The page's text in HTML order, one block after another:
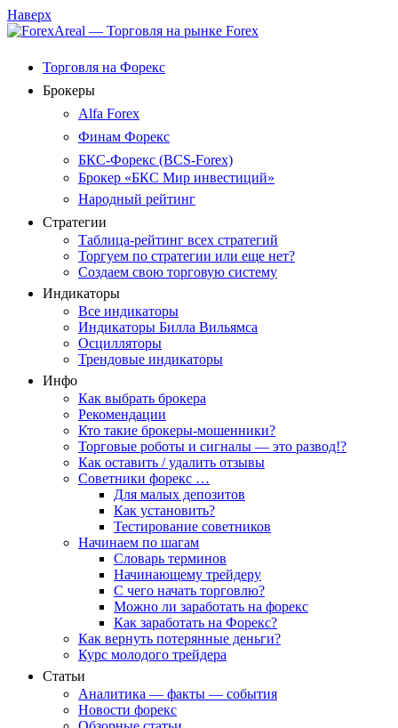
Наверх
Торговля на Форекс
Брокеры
Alfa Forex
Финам Форекс
БКС-Форекс (BCS-Forex)
Брокер «БКС Мир инвестиций»
Народный рейтинг
Стратегии
Таблица-рейтинг всех стратегий
Торгуем по стратегии или еще нет?
Создаем свою торговую систему
Индикаторы
Все индикаторы
Индикаторы Билла Вильямса
Осцилляторы
Трендовые индикаторы
Инфо
Как выбрать брокера
Рекомендации
Кто такие брокеры-мошенники?
Торговые роботы и сигналы — это развод!?
Как оставить / удалить отзывы
Советники форекс …
Для малых депозитов
Как установить?
Тестирование советников
Начинаем по шагам
Словарь терминов
Начинающему трейдеру
С чего начать торговлю?
Можно ли заработать на форекс
Как заработать на Форекс?
Как вернуть потерянные деньги?
Курс молодого трейдера
Статьи
Аналитика — факты — события
Новости форекс